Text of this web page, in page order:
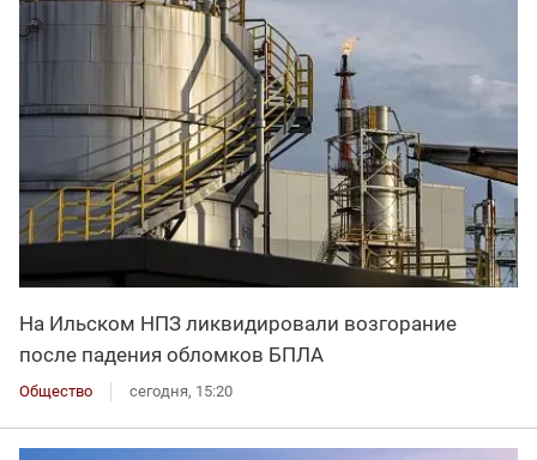
На Ильском НПЗ ликвидировали возгорание
после падения обломков БПЛА
Общество сегодня, 15:20